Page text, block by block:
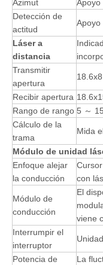
Azimut
Apoyo
Detección de
actitud
Apoyo
Láser a
distancia
Transmitir
apertura
Recibir apertura
Rango de rango 5 ～
Cálculo de la
trama
Mida
Módulo de unidad
Enfoque alejar
la conducción
con
Módulo de
conducción
El
viene
Interrumpir el
interruptor
Potencia de La